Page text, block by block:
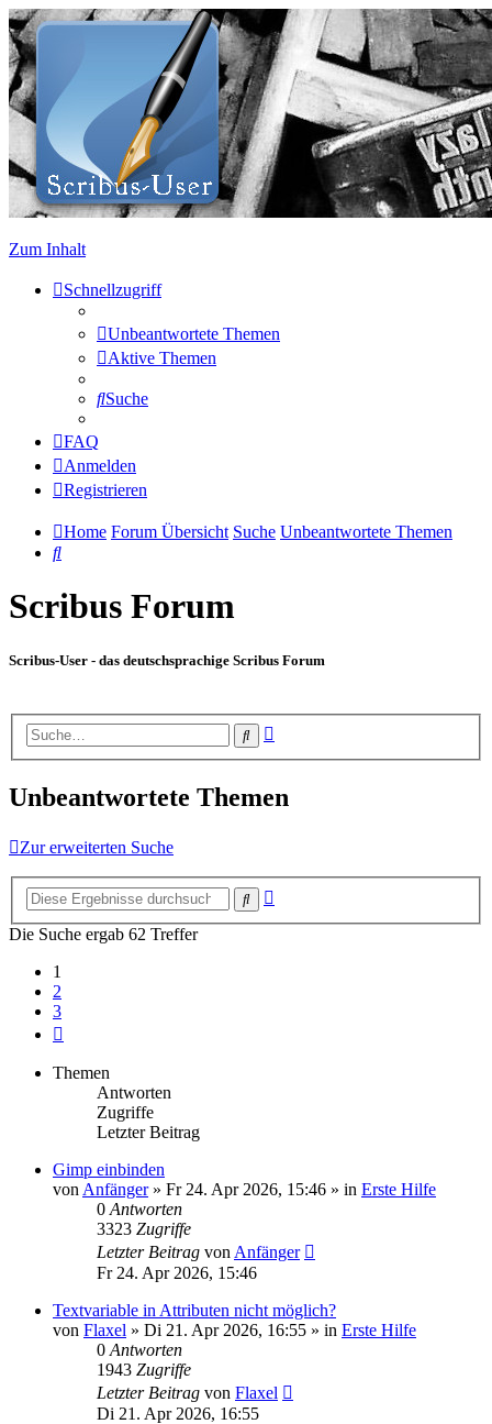
Zum Inhalt
Schnellzugriff
Unbeantwortete Themen
Aktive Themen
Suche
FAQ
Anmelden
Registrieren
Home Forum Übersicht Suche Unbeantwortete Themen
Suche
Scribus Forum
Scribus-User - das deutschsprachige Scribus Forum
Suche
Unbeantwortete Themen
Zur erweiterten Suche
Suche
Die Suche ergab 62 Treffer
1
2
3
Themen
Antworten
Zugriffe
Letzter Beitrag
Gimp einbinden
von Anfänger» Fr 24. Apr 2026, 15:46 » in Erste Hilfe
0 Antworten
3323 Zugriffe
Letzter Beitrag von Anfänger
Fr 24. Apr 2026, 15:46
Textvariable in Attributen nicht möglich?
von Flaxel » Di 21. Apr 2026, 16:55 » in Erste Hilfe
0 Antworten
1943 Zugriffe
Letzter Beitrag von Flaxel
Di 21. Apr 2026, 16:55